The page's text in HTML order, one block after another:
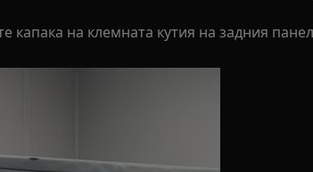
капака на клемната кутия на задния